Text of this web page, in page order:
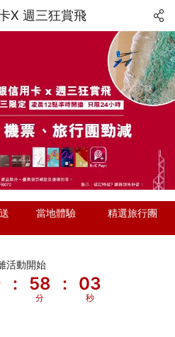
X 週三狂賞飛
當地體驗 精選旅行團
活動開始
: 58
分
: 02
秒